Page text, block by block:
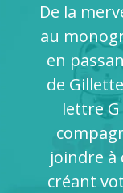
Produits
À propos
De la
au
en
de
lettre
joindre à
créant